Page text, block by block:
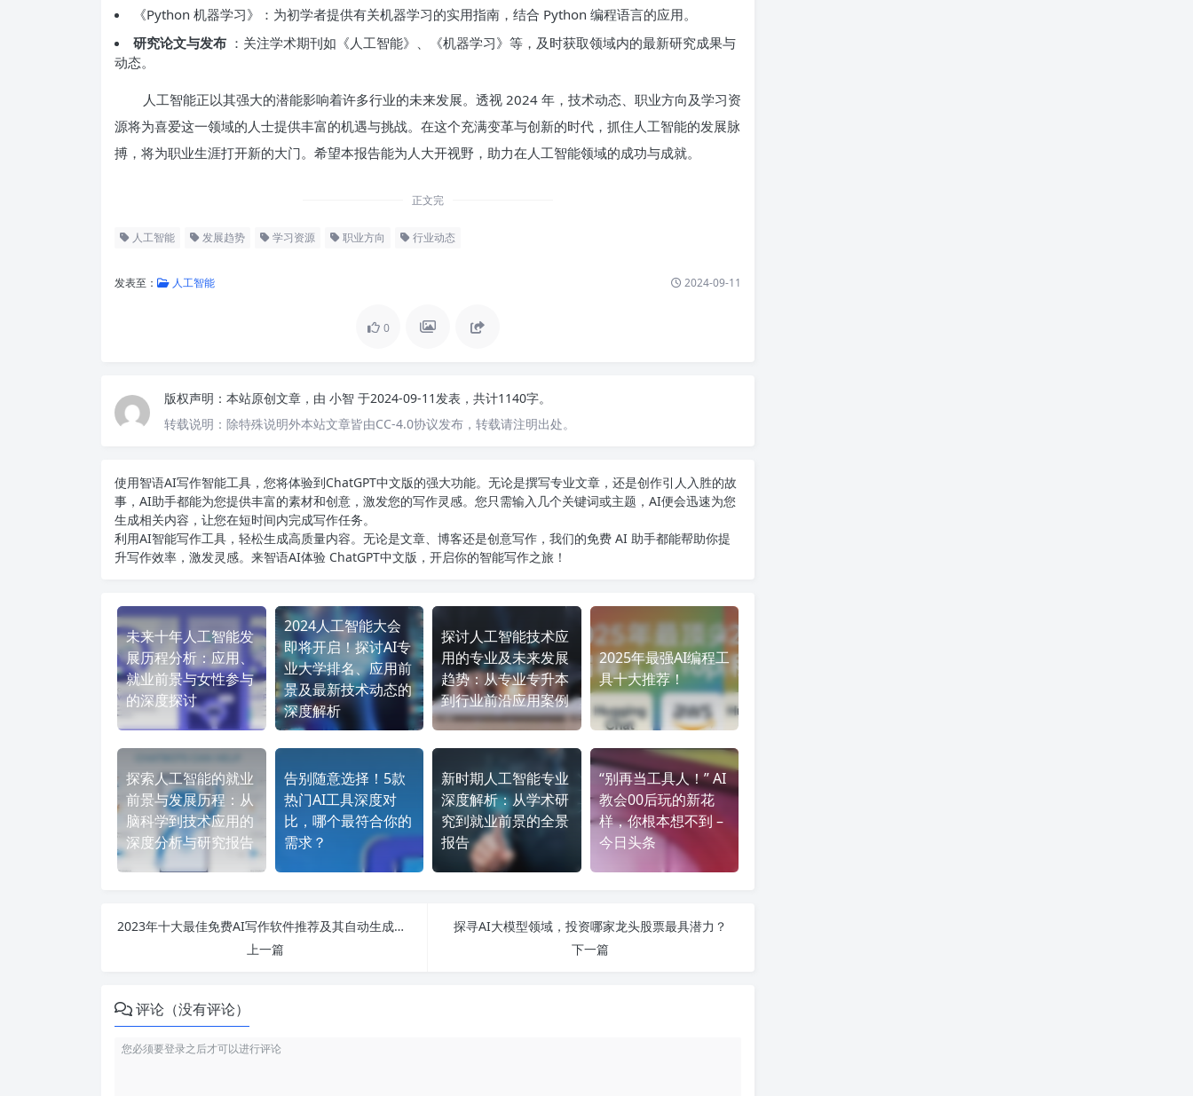
《Python 机器学习》：为初学者提供有关机器学习的实用指南，结合 Python 编程语言的应用。
研究论文与发布 ：关注学术期刊如《人工智能》、《机器学习》等，及时获取领域内的最新研究成果与
动态。
人工智能正以其强大的潜能影响着许多行业的未来发展。透视 2024 年，技术动态、职业方向及学习资
源将为喜爱这一领域的人士提供丰富的机遇与挑战。在这个充满变革与创新的时代，抓住人工智能的发展脉
搏，将为职业生涯打开新的大门。希望本报告能为人大开视野，助力在人工智能领域的成功与成就。
正文完
人工智能 发展趋势 学习资源 职业方向 行业动态
发表至： 人工智能 2024-09-11
0
版权声明： 本站原创文章，由 小智 于2024-09-11发表，共计1140字。
转载说明： 除特殊说明外本站文章皆由CC-4.0协议发布，转载请注明出处。
使用智语AI写作智能工具，您将体验到ChatGPT中文版的强大功能。无论是撰写专业文章，还是创作引人入胜的故
事，AI助手都能为您提供丰富的素材和创意，激发您的写作灵感。您只需输入几个关键词或主题，AI便会迅速为您
生成相关内容，让您在短时间内完成写作任务。
利用AI智能写作工具，轻松生成高质量内容。无论是文章、博客还是创意写作，我们的免费 AI 助手都能帮助你提
升写作效率，激发灵感。来智语AI体验 ChatGPT中文版 ，开启你的智能写作之旅！
未来十年人工智能发
展历程分析：应用、
就业前景与女性参与
的深度探讨
2024人工智能大会
即将开启！探讨AI专
业大学排名、应用前
景及最新技术动态的
深度解析
探讨人工智能技术应
用的专业及未来发展
趋势：从专业专升本
到行业前沿应用案例
2025年最强AI编程工
具十大推荐！
探索人工智能的就业
前景与发展历程：从
脑科学到技术应用的
深度分析与研究报告
告别随意选择！5款
热门AI工具深度对
比，哪个最符合你的
需求？
新时期人工智能专业
深度解析：从学术研
究到就业前景的全景
报告
“别再当工具人！” AI
教会00后玩的新花
样，你根本想不到 –
今日头条
2023年十大最佳免费AI写作软件推荐及其自动生成作文的实用技巧
上一篇
探寻AI大模型领域，投资哪家龙头股票最具潜力？
下一篇
评论（没有评论）